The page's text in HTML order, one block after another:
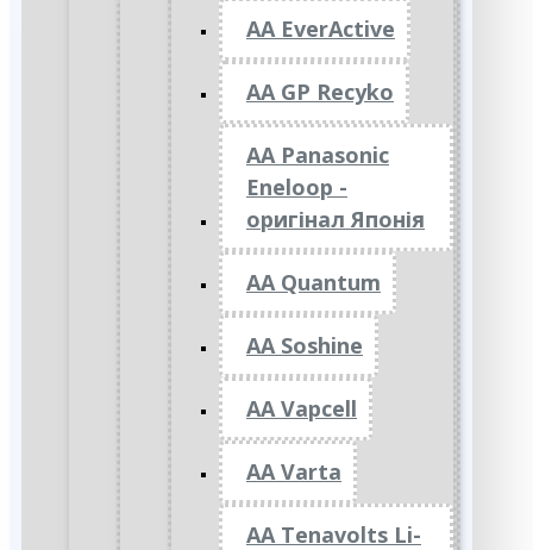
AA EverActive
AA GP Recyko
AA Panasonic
Eneloop -
оригінал Японія
AA Quantum
AA Soshine
AA Vapcell
AA Varta
AA Tenavolts Li-